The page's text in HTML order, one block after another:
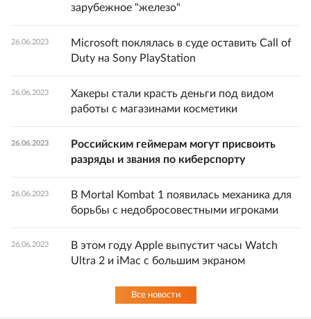
зарубежное "железо"
26.06.2023
Microsoft поклялась в суде оставить Call of
Duty на Sony PlayStation
26.06.2023
Хакеры стали красть деньги под видом
работы с магазинами косметики
26.06.2023
Российским геймерам могут присвоить
разряды и звания по киберспорту
26.06.2023
В Mortal Kombat 1 появилась механика для
борьбы с недобросовестными игроками
26.06.2023
В этом году Apple выпустит часы Watch
Ultra 2 и iMac с большим экраном
Все новости